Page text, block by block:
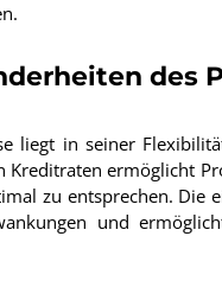
des
liegt in seiner
Kreditraten ermöglicht
zu entsprechen.
und